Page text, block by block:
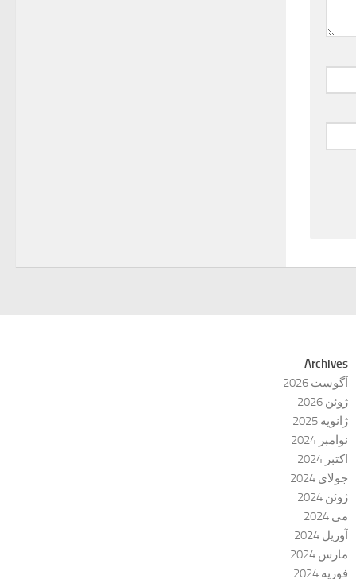
Archives
آگوست 2026
ژوئن 2026
ژانویه 2025
نوامبر 2024
اکتبر 2024
جولای 2024
ژوئن 2024
می 2024
آوریل 2024
مارس 2024
فوریه 2024